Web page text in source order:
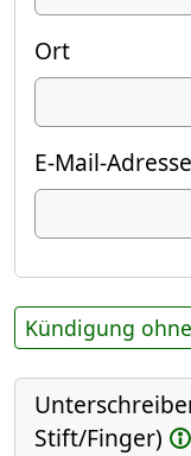
Ort
E-Mail-Adresse
Kündigung
Stift/Finger)